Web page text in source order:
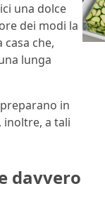
una dolce
dei modi la
che,
lunga
in
inoltre, a tali
davvero